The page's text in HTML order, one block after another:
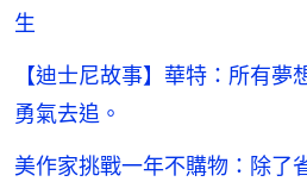
生
【迪士尼故事】華特：所有夢
勇氣去追。
美作家挑戰一年不購物：除了